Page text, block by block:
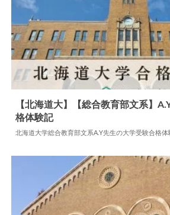
大学合格体験記
【北海道大】【総合教育部文系】
格体験記
北海道大学総合教育部文系A.Y先生の大学受験合格体